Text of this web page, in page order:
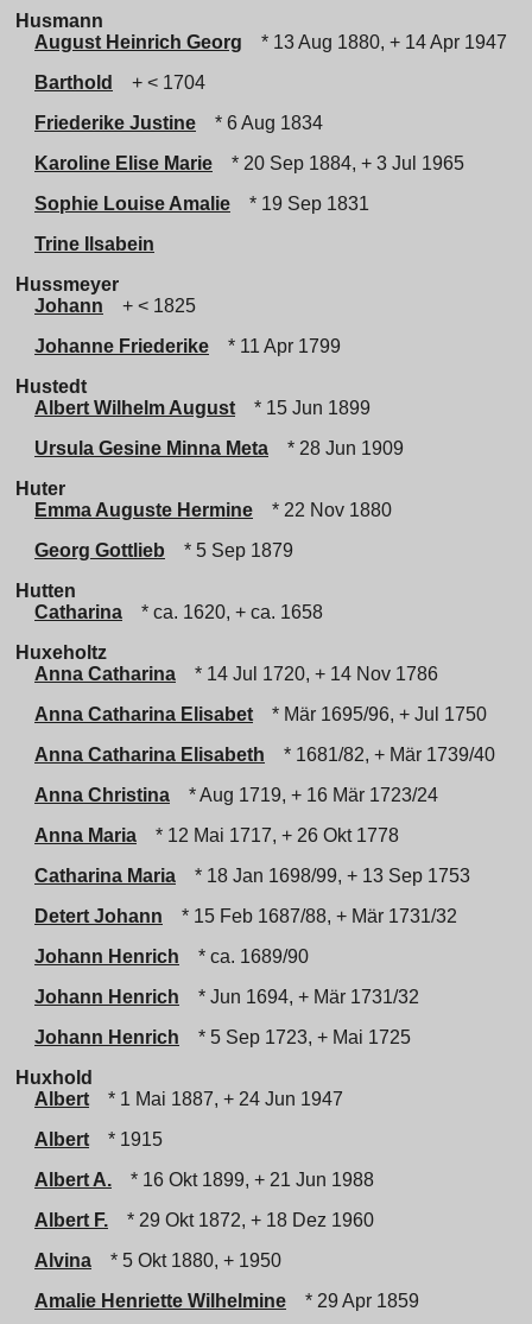
Husmann
August Heinrich Georg
* 13 Aug 1880, + 14 Apr 1947
Barthold
+ < 1704
Friederike Justine
* 6 Aug 1834
Karoline Elise Marie
* 20 Sep 1884, + 3 Jul 1965
Sophie Louise Amalie
* 19 Sep 1831
Trine Ilsabein
Hussmeyer
Johann
+ < 1825
Johanne Friederike
* 11 Apr 1799
Hustedt
Albert Wilhelm August
* 15 Jun 1899
Ursula Gesine Minna Meta
* 28 Jun 1909
Huter
Emma Auguste Hermine
* 22 Nov 1880
Georg Gottlieb
* 5 Sep 1879
Hutten
Catharina
* ca. 1620, + ca. 1658
Huxeholtz
Anna Catharina
* 14 Jul 1720, + 14 Nov 1786
Anna Catharina Elisabet
* Mär 1695/96, + Jul 1750
Anna Catharina Elisabeth
* 1681/82, + Mär 1739/40
Anna Christina
* Aug 1719, + 16 Mär 1723/24
Anna Maria
* 12 Mai 1717, + 26 Okt 1778
Catharina Maria
* 18 Jan 1698/99, + 13 Sep 1753
Detert Johann
* 15 Feb 1687/88, + Mär 1731/32
Johann Henrich
* ca. 1689/90
Johann Henrich
* Jun 1694, + Mär 1731/32
Johann Henrich
* 5 Sep 1723, + Mai 1725
Huxhold
Albert
* 1 Mai 1887, + 24 Jun 1947
Albert
* 1915
Albert A.
* 16 Okt 1899, + 21 Jun 1988
Albert F.
* 29 Okt 1872, + 18 Dez 1960
Alvina
* 5 Okt 1880, + 1950
Amalie Henriette Wilhelmine
* 29 Apr 1859